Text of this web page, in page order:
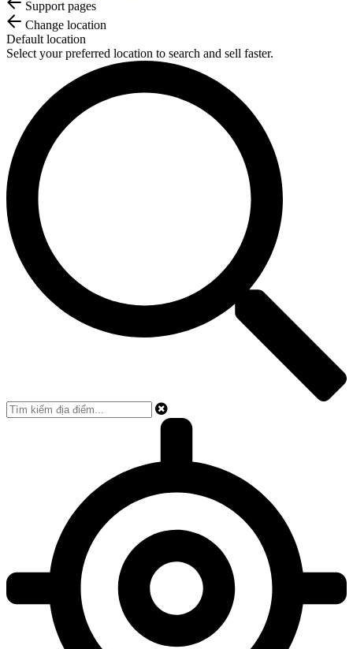
Support pages
Change location
Default location
Select your preferred location to search and sell faster.